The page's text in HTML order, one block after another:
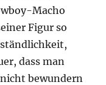
Macho
Figur so
dass man
bewundern